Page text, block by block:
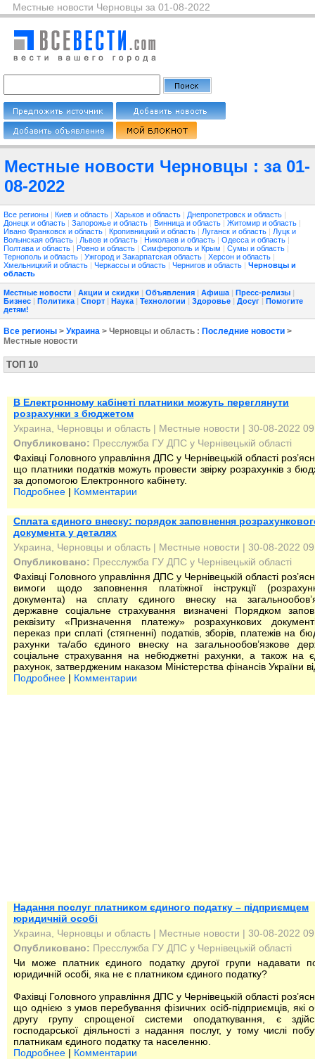
Местные новости Черновцы за 01-08-2022
Местные новости Черновцы : за 01-
08-2022
Все регионы | Киев и область | Харьков и область | Днепропетровск и область |
Донецк и область | Запорожье и область | Винница и область | Житомир и область |
Ивано Франковск и область | Кропивницкий и область | Луганск и область | Луцк и
Волынская область | Львов и область | Николаев и область | Одесса и область |
Полтава и область | Ровно и область | Симферополь и Крым | Сумы и область |
Тернополь и область | Ужгород и Закарпатская область | Херсон и область |
Хмельницкий и область | Черкассы и область | Чернигов и область | Черновцы и
область
Местные новости | Акции и скидки | Объявления | Афиша | Пресс-релизы |
Бизнес | Политика | Спорт | Наука | Технологии | Здоровье | Досуг | Помогите
детям!
Все регионы > Украина > Черновцы и область : Последние новости >
Местные новости
ТОП 10
В Електронному кабінеті платники можуть переглянути
розрахунки з бюджетом
Украина, Черновцы и область | Местные новости | 30-08-2022
Опубликовано: Пресслужба ГУ ДПС у Чернівецькій області
Фахівці Головного управління ДПС у Чернівецькій області
що платники податків можуть провести звірку розрахунків з
за допомогою Електронного кабінету.
Подробнее | Комментарии
Сплата єдиного внеску: порядок заповнення
документа у деталях
Украина, Черновцы и область | Местные новости | 30-08-2022
Опубликовано: Пресслужба ГУ ДПС у Чернівецькій області
Фахівці Головного управління ДПС у Чернівецькій області
вимоги щодо заповнення платіжної інструкції
документа) на сплату єдиного внеску на
державне соціальне страхування визначені Порядком
реквізиту «Призначення платежу» розрахункових
переказ при сплаті (стягненні) податків, зборів, платежів на
рахунки та/або єдиного внеску на загальнообов’язкове
соціальне страхування на небюджетні рахунки, а також на
рахунок, затвердженим наказом Міністерства фінансів України
Подробнее | Комментарии
Надання послуг платником єдиного податку – підприємцем
юридичній особі
Украина, Черновцы и область | Местные новости | 30-08-2022
Опубликовано: Пресслужба ГУ ДПС у Чернівецькій області
Чи може платник єдиного податку другої групи надавати
юридичній особі, яка не є платником єдиного податку?
Фахівці Головного управління ДПС у Чернівецькій області
що однією з умов перебування фізичних осіб-підприємців, які
другу групу спрощеної системи оподаткування, є
господарської діяльності з надання послуг, у тому числі
платникам єдиного податку та населенню.
Подробнее | Комментарии